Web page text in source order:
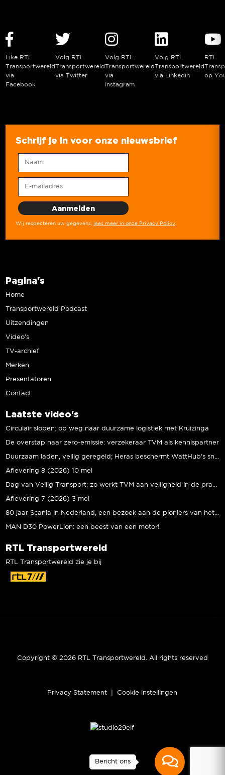
Bericht ons
Like RTL
Transportwereld
via
Facebook
Volg RTL
Transportwereld
via Twitter
Volg RTL
Transportwereld
via
Instagram
Volg RTL
Transportwereld
via Linkedin
RTL
op
Schrijf je in voor onze nieuwsbrief
Wij respecteren uw gegevens, lees meer in onze Privacy Policy.
Pagina's
Home
Transportwereld Podcast
Uitzendingen
Video’s
TV-archief
Merken
Presentatoren
Contact
Laatste video's
Circulair slopen: op weg naar duurzame logistiek met Kruizinga
De overstap naar zero-emissie: verzekeraar TVM als kennispartner
Aflevering 8 (2026) 10 mei
Aflevering 7 (2026) 3 mei
MAN D30 PowerLion: een beest van een motor!
RTL Transportwereld
RTL Transportwereld zie je bij
Copyright © 2026 RTL Transportwereld. All rights reserved
Privacy Statement Cookie instellingen